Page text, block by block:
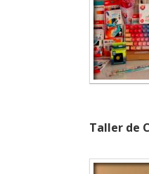
Taller de